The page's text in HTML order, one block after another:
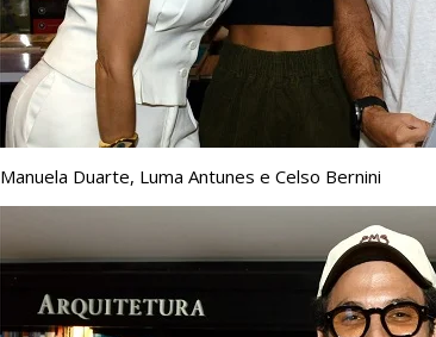
Manuela Duarte, Luma Antunes e Celso Bernini